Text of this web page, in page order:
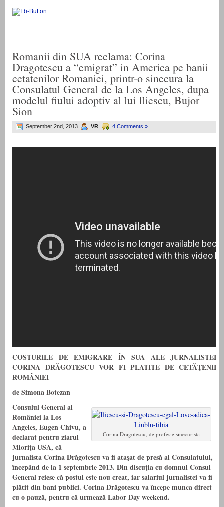
Romanii din SUA reclama: Corina
Dragotescu a “emigrat” in America pe banii
cetatenilor Romaniei, printr-o sinecura la
Consulatul General de la Los Angeles, dupa
modelul fiului adoptiv al lui Iliescu, Bujor
Sion
September 2nd, 2013 VR 4 Comments »
COSTURILE DE EMIGRARE ÎN SUA ALE JURNALISTEI
CORINA DRĂGOTESCU VOR FI PLATITE DE CETĂŢENII
ROMÂNIEI
de Simona Botezan
Corina Dragotescu, de profesie sinecurista
Consulul General al
României la Los
Angeles, Eugen Chivu, a
declarat pentru ziarul
Mioriţa USA, că
jurnalista Corina Drăgotescu va fi ataşat de presă al Consulatului,
începând de la 1 septembrie 2013. Din discuţia cu domnul Consul
General reiese că postul este nou creat, iar salariul jurnalistei va fi
plătit din bani publici. Corina Drăgotescu va începe munca direct
cu o pauză, pentru că urmează Labor Day weekend.